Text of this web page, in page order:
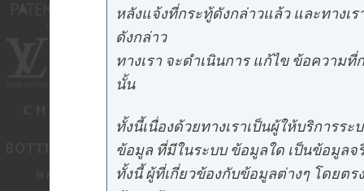
หลังแจ้งที่กระทู้ดังกล่าวแล้ว และทางเ
ดังกล่าว
ทางเรา จะดำเนินการ แก้ไข ข้อความที่
นั้น
ทั้งนี้เนื่องด้วยทางเราเป็นผู้ให้บริการระ
ข้อมูล ที่มีในระบบ ข้อมูลใด เป็นข้อมูลจ
ทั้งนี้ ผู้ที่เกี่ยวข้องกับข้อมูลต่างๆ โดยตร